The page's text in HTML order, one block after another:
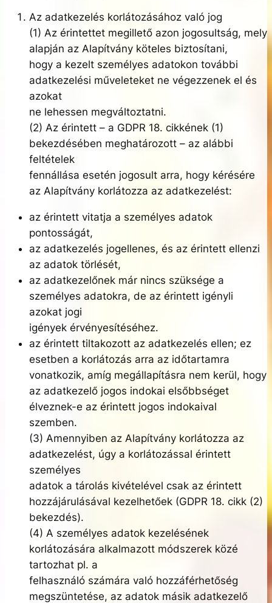
Az adatkezelés korlátozásához való jog
(1) Az érintettet megillető azon jogosultság, mely
alapján az Alapítvány köteles biztosítani,
hogy a kezelt személyes adatokon további
adatkezelési műveleteket ne végezzenek el és
azokat
ne lehessen megváltoztatni.
(2) Az érintett – a GDPR 18. cikkének (1)
bekezdésében meghatározott – az alábbi
feltételek
fennállása esetén jogosult arra, hogy kérésére
az Alapítvány korlátozza az adatkezelést:
az érintett vitatja a személyes adatok
pontosságát,
az adatkezelés jogellenes, és az érintett ellenzi
az adatok törlését,
az adatkezelőnek már nincs szüksége a
személyes adatokra, de az érintett igényli
azokat jogi
igények érvényesítéséhez.
az érintett tiltakozott az adatkezelés ellen; ez
esetben a korlátozás arra az időtartamra
vonatkozik, amíg megállapításra nem kerül, hogy
az adatkezelő jogos indokai elsőbbséget
élveznek-e az érintett jogos indokaival
szemben.
(3) Amennyiben az Alapítvány korlátozza az
adatkezelést, úgy a korlátozással érintett
személyes
adatok a tárolás kivételével csak az érintett
hozzájárulásával kezelhetőek (GDPR 18. cikk (2)
bekezdés).
(4) A személyes adatok kezelésének
korlátozására alkalmazott módszerek közé
tartozhat pl. a
felhasználó számára való hozzáférhetőség
megszüntetése, az adatok másik adatkezelő